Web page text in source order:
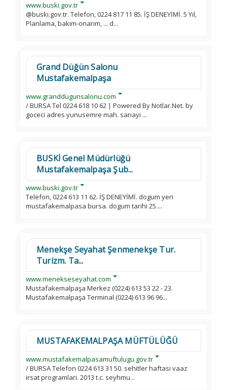
www.buski.gov.tr
@buski.gov.tr. Telefon, 0224 817 11 85. İŞ DENEYİMİ. 5 Yıl,
Planlama, bakım-onarım, ... d...
Grand Düğün Salonu
Mustafakemalpaşa
www.granddugunsalonu.com
/ BURSA Tel 0224 618 10 62 | Powered By Notlar.Net. by
goceci adres yunusemre mah. sanayi ...
BUSKİ Genel Müdürlüğü
Mustafakemalpaşa Şub...
www.buski.gov.tr
Telefon, 0224 613 11 62. İŞ DENEYİMİ. dogum yeri
mustafakemalpasa bursa. dogum tarihi 25....
Menekşe Seyahat Şenmenekşe Tur.
Turizm. Ta...
www.menekseseyahat.com
Mustafakemalpaşa Merkez (0224) 613 53 22 - 23.
Mustafakemalpaşa Terminal (0224) 613 96 96...
MUSTAFAKEMALPAŞA MÜFTÜLÜĞÜ
www.mustafakemalpasamuftulugu.gov.tr
/ BURSA Telefon 0224 613 31 50. sehitler haftasi vaaz
irsat programlari. 2013 t.c. seyhmu...